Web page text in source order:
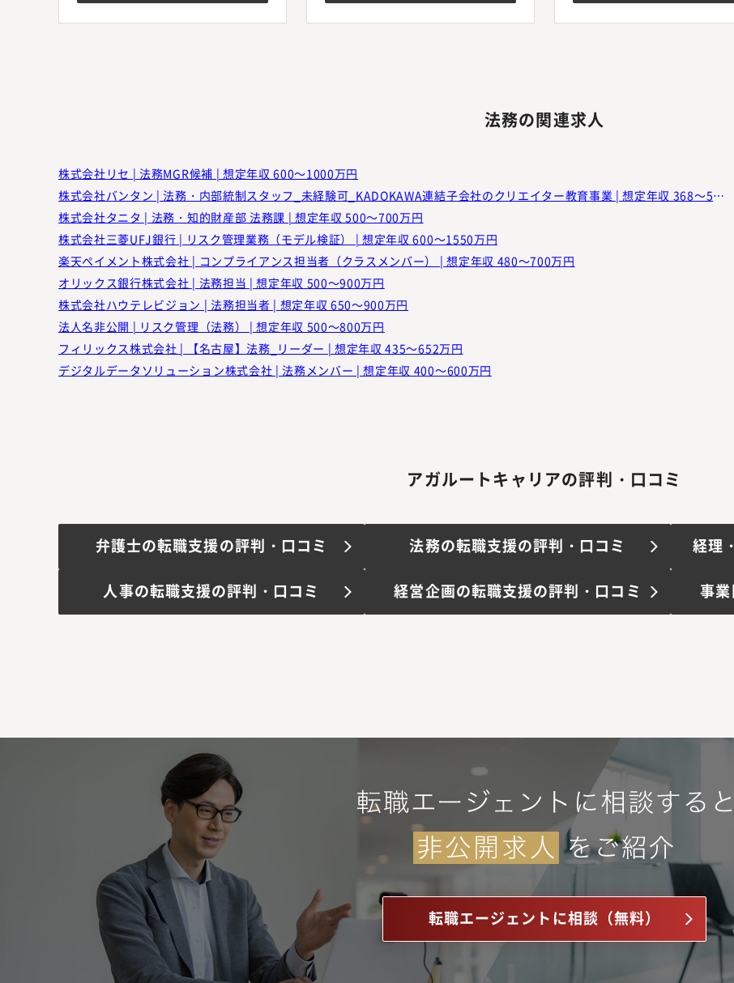
ジェントも数社比較していました
求めている情報や意図、求職者とし
います。
・面接後のフォロー
毎回の面接直後に、電話による内容
のヒアリングと細かな所感、それに
基づいた企業側へのFBを実施いた
だきました。ネガティブな要素はネ
ガティブなものとして、それを踏ま
えた今後の選考方針の組み立てに協
力いただいたので、とても助かりま
した。
・選考スケジュール調整
内定から逆算した選考日程の調整を
丁寧に組み立てていただきました。
を、十分に取れなかったということ
もあり、とても助かりました。
合では得にくい参考情報等、求職者
の立場として利用したメリットは多
た
ジェントとお話をさせていた
法務の関連求人
株式会社リセ | 法務MGR候補 | 想定年収 600～1000万円
株式会社バンタン | 法務・内部統制スタッフ_未経験可_KADOKAWA連結子会社のクリエイター教育事業 | 想定年収 368～511万円
株式会社タニタ | 法務・知的財産部 法務課 | 想定年収 500～700万円
株式会社三菱UFJ銀行 | リスク管理業務（モデル検証） | 想定年収 600～1550万円
楽天ペイメント株式会社 | コンプライアンス担当者（クラスメンバー） | 想定年収 480～700万円
オリックス銀行株式会社 | 法務担当 | 想定年収 500～900万円
株式会社ハウテレビジョン | 法務担当者 | 想定年収 650～900万円
法人名非公開 | リスク管理（法務） | 想定年収 500～800万円
フィリックス株式会社 | 【名古屋】法務_リーダー | 想定年収 435～652万円
デジタルデータソリューション株式会社 | 法務メンバー | 想定年収 400～600万円
アガルートキャリアの評判・口コミ
弁護士の転職支援の評判・口コミ 法務の転職支援の評判・口コミ 経理
人事の転職支援の評判・口コミ 経営企画の転職支援の評判・口コミ 事
転職エージェントに相談（無料）